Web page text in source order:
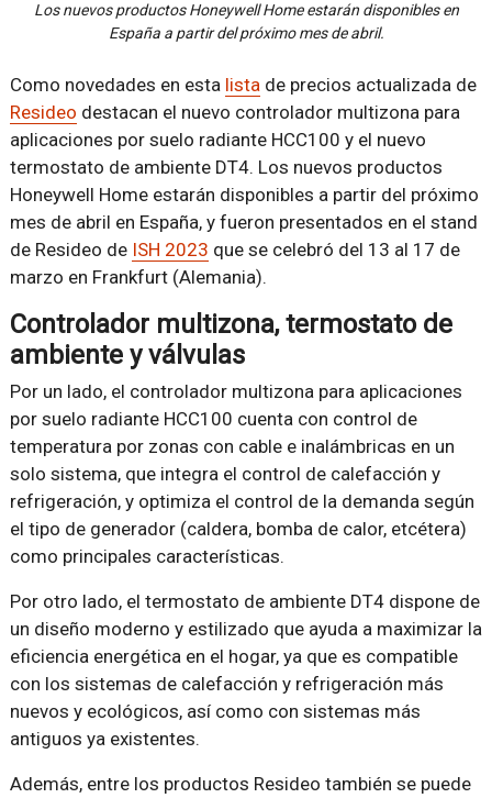
Los nuevos productos Honeywell Home estarán disponibles en
España a partir del próximo mes de abril.
Como novedades en esta listade precios actualizada de
Resideo destacan el nuevo controlador multizona para
aplicaciones por suelo radiante HCC100 y el nuevo
termostato de ambiente DT4. Los nuevos productos
Honeywell Home estarán disponibles a partir del próximo
mes de abril en España, y fueron presentados en el stand
de Resideo de ISH 2023 que se celebró del 13 al 17 de
marzo en Frankfurt (Alemania).
Controlador multizona, termostato de
ambiente y válvulas
Por un lado, el controlador multizona para aplicaciones
por suelo radiante HCC100 cuenta con control de
temperatura por zonas con cable e inalámbricas en un
solo sistema, que integra el control de calefacción y
refrigeración, y optimiza el control de la demanda según
el tipo de generador (caldera, bomba de calor, etcétera)
como principales características.
Por otro lado, el termostato de ambiente DT4 dispone de
un diseño moderno y estilizado que ayuda a maximizar la
eficiencia energética en el hogar, ya que es compatible
con los sistemas de calefacción y refrigeración más
nuevos y ecológicos, así como con sistemas más
antiguos ya existentes.
Además, entre los productos Resideo también se puede